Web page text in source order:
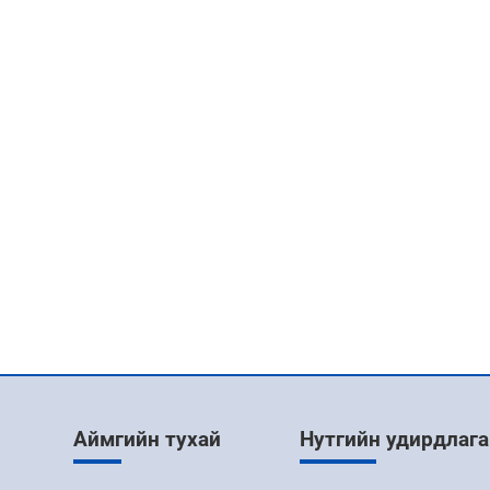
Аймгийн тухай Нутгийн удирдлага